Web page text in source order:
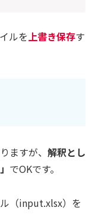
ルを上書き保存す
ますが、 解釈とし
でOKです。
（input.xlsx）を